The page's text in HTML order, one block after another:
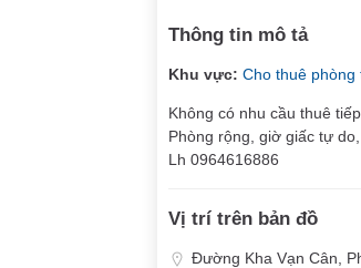
Thông tin mô tả
Khu vực: Cho thuê
Không có nhu cầu thuê
Phòng rộng, giờ giấc tự do,
Lh 0964616886
Vị trí trên bản đồ
Đường Kha Vạn Cân,